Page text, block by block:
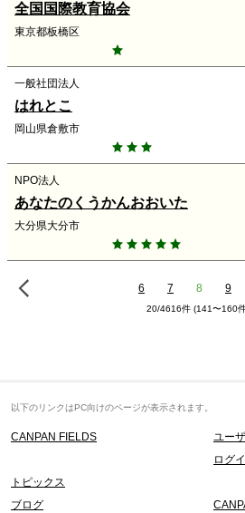
全国国際教育協会
東京都板橋区
一般社団法人
はれとこ
岡山県倉敷市
NPO法人
あなたのくうかんおおいた
大分県大分市
6 7 8 9
20/4616件 (141〜160
以下のリンクはPC向けのページが表示されます。
CANPAN FIELDS
ユー
ログ
トピックス
ブログ